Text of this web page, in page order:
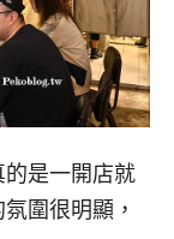
是一開店就
圍很明顯，